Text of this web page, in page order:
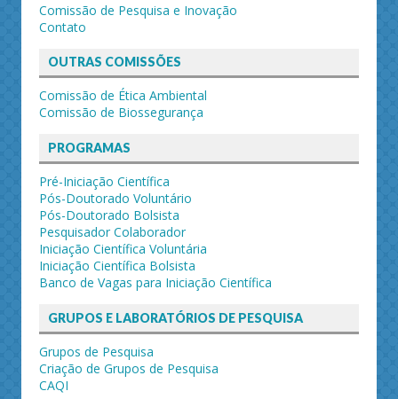
Comissão de Pesquisa e Inovação
Contato
OUTRAS COMISSÕES
Comissão de Ética Ambiental
Comissão de Biossegurança
PROGRAMAS
Pré-Iniciação Científica
Pós-Doutorado Voluntário
Pós-Doutorado Bolsista
Pesquisador Colaborador
Iniciação Científica Voluntária
Iniciação Científica Bolsista
Banco de Vagas para Iniciação Científica
GRUPOS E LABORATÓRIOS DE PESQUISA
Grupos de Pesquisa
Criação de Grupos de Pesquisa
CAQI